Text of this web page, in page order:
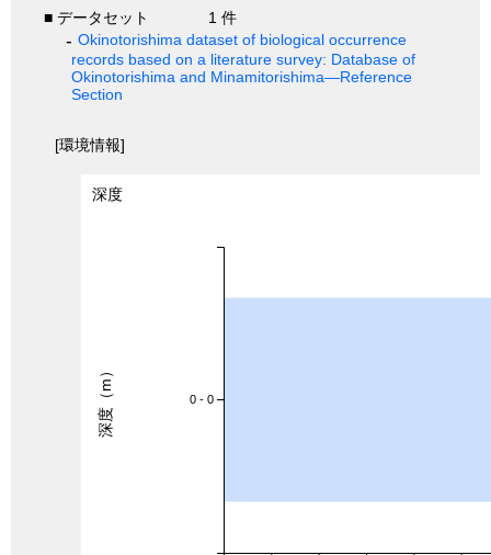
■ データセット
1 件
Okinotorishima dataset of biological occurrence
records based on a literature survey: Database of
Okinotorishima and Minamitorishima—Reference
Section
[環境情報]
深度
0 - 0
深度（m）